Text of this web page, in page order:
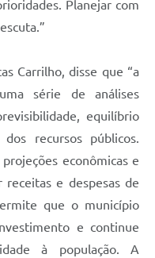
Planejar com
Carrilho, disse que “a
série de análises
equilíbrio
recursos públicos.
econômicas e
e despesas de
que o município
e continue
à população. A